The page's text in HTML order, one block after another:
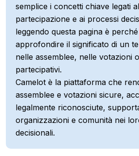
semplice i concetti chiave legati
partecipazione e ai processi
leggendo questa pagina è
approfondire il significato di un
nelle assemblee, nelle votazioni
partecipativi.
Camelot è la piattaforma che
assemblee e votazioni sicure,
legalmente riconosciute,
organizzazioni e comunità nei
decisionali.